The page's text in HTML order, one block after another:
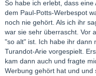
So habe ich erlebt, dass
dem Paul-Potts-Werbespot
noch nie gehört. Als ich ihr
war sie sehr überrascht. Vor
"so alt" ist. Ich habe ihr dann
Turandot-Arie vorgespielt.
kam dann auch und fragte
Werbung gehört hat und und